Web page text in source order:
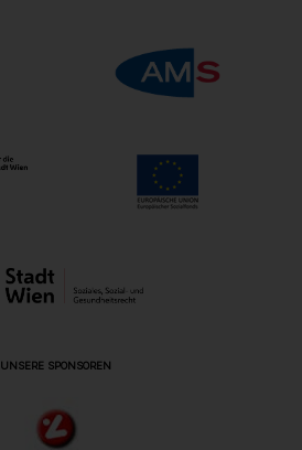
UNSERE SPONSOREN